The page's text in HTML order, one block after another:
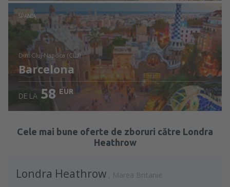
Verificați detaliile
SPANIA
din: Cluj-Napoca (CLJ)
Barcelona
Verificați detaliile
DE LA 58 EUR
Cele mai bune oferte de zboruri către Londra
Heathrow
Londra Heathrow Marea Britanie